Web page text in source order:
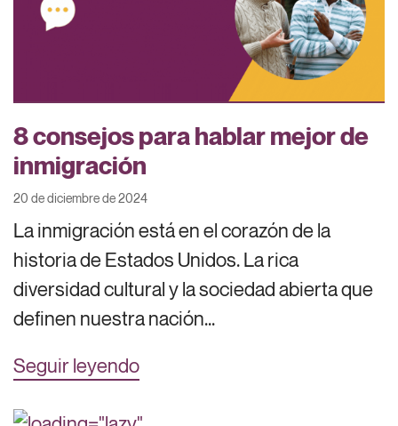
8 consejos para hablar mejor de
inmigración
20 de diciembre de 2024
La inmigración está en el corazón de la
historia de Estados Unidos. La rica
diversidad cultural y la sociedad abierta que
definen nuestra nación...
Seguir leyendo